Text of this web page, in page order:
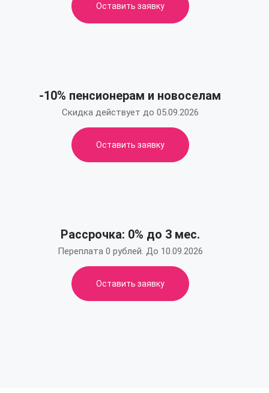
Оставить заявку
-10% пенсионерам и новоселам
Скидка действует до 05.09.2026
Оставить заявку
Рассрочка: 0% до 3 мес.
Переплата 0 рублей. До 10.09.2026
Оставить заявку